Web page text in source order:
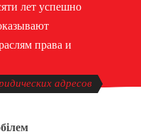
лет успешно
права и
адресов